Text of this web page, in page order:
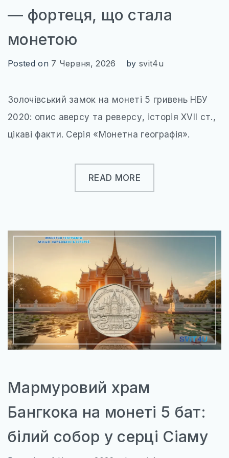
ВІДКРИЙ ПОЛЬЩУ ПО-НОВОМУ
КНИГА ЯК КАРТА
МІСТА, ЩО ЗАСНУЛИ, АЛЕ НЕ ЗНИКЛИ
ХРАМИ ДХАРМИ
ПРОЖИВАННЯ
КАРТИ
ПРОЖИВАННЯ
ПУТІВНИКИ
ТРАНСПОРТ_
— фортеця, що стала
монетою
Posted on 7 Червня, 2026 by svit4u
Золочівський замок на монеті 5 гривень НБУ
2020: опис аверсу та реверсу, історія XVII ст.,
цікаві факти. Серія «Монетна географія».
READ MORE
Мармуровий храм
Бангкока на монеті 5 бат:
білий собор у серці Сіаму